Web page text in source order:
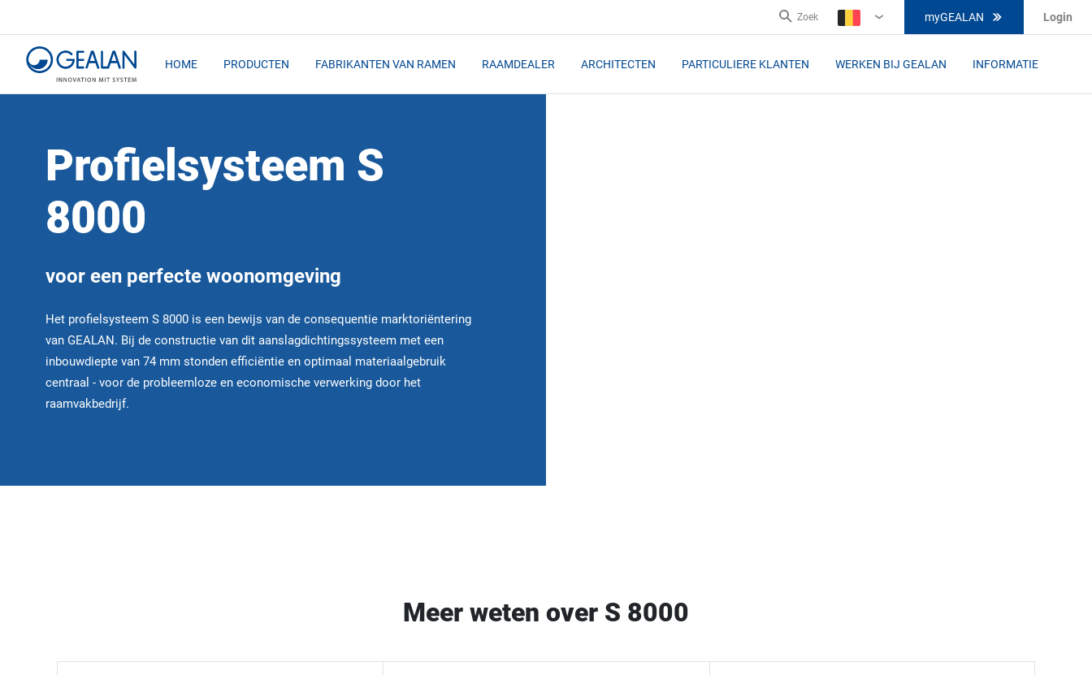
Zoek
BE-
myGEALAN Login
HOME PRODUCTEN FABRIKANTEN VAN RAMEN RAAMDEALER ARCHITECTEN PARTICULIERE KLANTEN WERKEN BIJ GEALAN INFORMATIE
Profielsysteem S
8000
voor een perfecte woonomgeving
Het profielsysteem S 8000 is een bewijs van de consequentie marktoriëntering
van GEALAN. Bij de constructie van dit aanslagdichtingssysteem met een
inbouwdiepte van 74 mm stonden efficiëntie en optimaal materiaalgebruik
centraal - voor de probleemloze en economische verwerking door het
raamvakbedrijf.
Meer weten over S 8000